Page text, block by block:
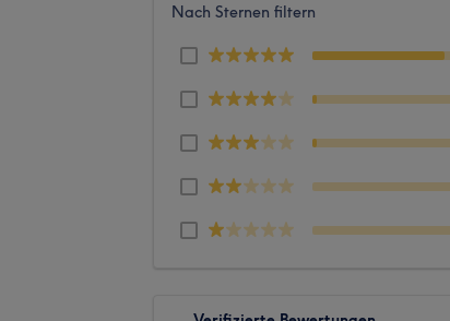
Nach Sternen filtern